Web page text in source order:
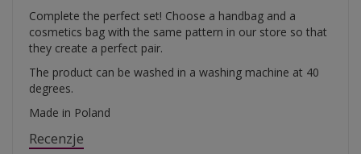
Complete the perfect set! Choose a handbag and a
cosmetics bag with the same pattern in our store so that
they create a perfect pair.
The product can be washed in a washing machine at 40
degrees.
Made in Poland
Recenzje